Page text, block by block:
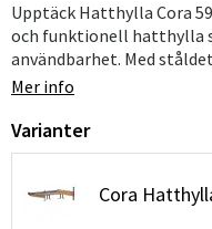
Upptäck Hatthylla Cora
och funktionell hatthylla
användbarhet. Med
Mer info
Varianter
Cora